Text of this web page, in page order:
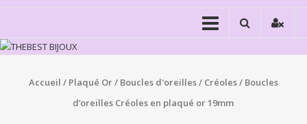
Accueil / Plaqué Or/ Boucles d'oreilles/ Créoles/ Boucles
d’oreilles Créoles en plaqué or 19mm